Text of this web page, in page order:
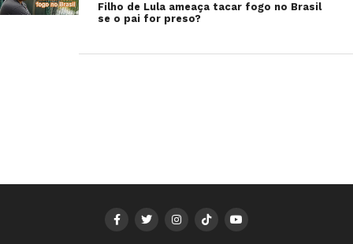
Filho de Lula ameaça tacar fogo no Brasil
se o pai for preso?